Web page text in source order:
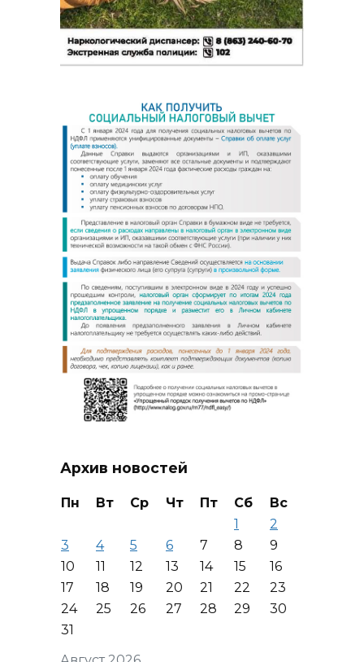
Архив новостей
Пн Вт Ср Чт Пт Сб
Вс
1
2
3
4 5 6 7 8
9
10
11 12 13 14 15
16
17
18 19 20 21 22
23
24
25 26 27 28 29
30
31